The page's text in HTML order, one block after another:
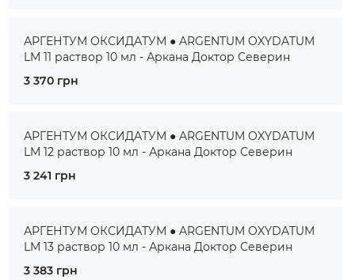
АРГЕНТУМ ОКСИДАТУМ ● ARGENTUM OXYDATUM
LM 11 раствор 10 мл - Аркана Доктор Северин
3 370 грн
АРГЕНТУМ ОКСИДАТУМ ● ARGENTUM OXYDATUM
LM 12 раствор 10 мл - Аркана Доктор Северин
3 241 грн
АРГЕНТУМ ОКСИДАТУМ ● ARGENTUM OXYDATUM
LM 13 раствор 10 мл - Аркана Доктор Северин
3 383 грн